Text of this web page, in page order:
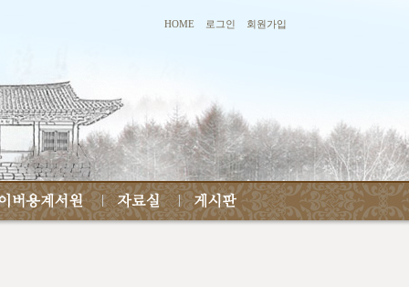
HOME 로그인 회원가입